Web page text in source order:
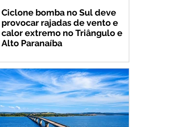
Ciclone bomba no Sul deve
provocar rajadas de vento e
calor extremo no Triângulo e
Alto Paranaíba